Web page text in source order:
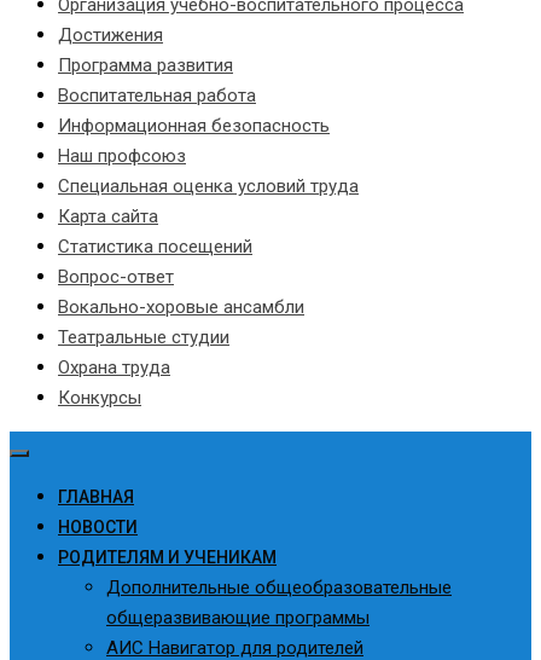
Организация учебно-воспитательного процесса
Достижения
Программа развития
Воспитательная работа
Информационная безопасность
Наш профсоюз
Специальная оценка условий труда
Карта сайта
Статистика посещений
Вопрос-ответ
Вокально-хоровые ансамбли
Театральные студии
Охрана труда
Конкурсы
ГЛАВНАЯ
НОВОСТИ
РОДИТЕЛЯМ И УЧЕНИКАМ
Дополнительные общеобразовательные
общеразвивающие программы
АИС Навигатор для родителей